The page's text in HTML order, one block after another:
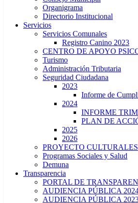
Organigrama
Directorio Institucional
Servicios
Servicios Comunales
Registro Canino 2023
CENTRO DE APOYO
Turismo
Administración Tributaria
Seguridad Ciudadana
2023
Informe de
2024
INFORME
PLAN DE
2025
2026
PROYECTO CULTURALES
Programas Sociales y Salud
Demuna
Transparencia
PORTAL DE
AUDIENCIA PÚBLICA
AUDIENCIA PÚBLICA